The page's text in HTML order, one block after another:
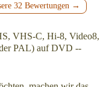
32 Bewertungen →
VHS-C, Hi-8, Video8,
PAL) auf DVD --